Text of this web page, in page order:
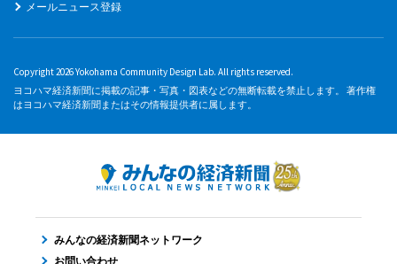
メールニュース登録
Copyright 2026 Yokohama Community Design Lab. All rights reserved.
ヨコハマ経済新聞に掲載の記事・写真・図表などの無断転載を禁止します。 著作権
はヨコハマ経済新聞またはその情報提供者に属します。
みんなの経済新聞ネットワーク
お問い合わせ